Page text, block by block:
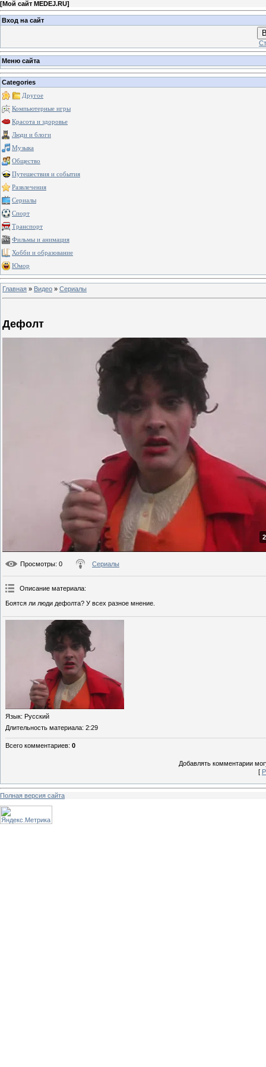
[Мой сайт MEDEJ.RU]
Вход на сайт
Меню сайта
Categories
Другое
Компьютерные игры
Красота и здоровье
Люди и блоги
Музыка
Общество
Путешествия и события
Развлечения
Сериалы
Спорт
Транспорт
Фильмы и анимация
Хобби и образование
Юмор
Главная » Видео » Сериалы
Дефолт
Просмотры: 0 Сериалы
Описание материала:
Боятся ли люди дефолта? У всех разное мнение.
Язык: Русский
Длительность материала: 2:29
Всего комментариев: 0
Добавлять комментарии
[
Полная версия сайта